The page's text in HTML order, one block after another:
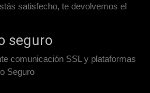
satisfecho, te devolvemos el
seguro
comunicación SSL y plataformas
Seguro